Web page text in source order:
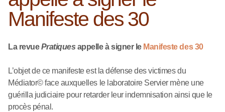
Manifeste des 30
La revuePratiques appelle à signer le Manifeste des 30
L’objet de ce manifeste est la défense des victimes du
Médiator© face auxquelles le laboratoire Servier mène une
guérilla judiciaire pour retarder leur indemnisation ainsi que le
procès pénal.